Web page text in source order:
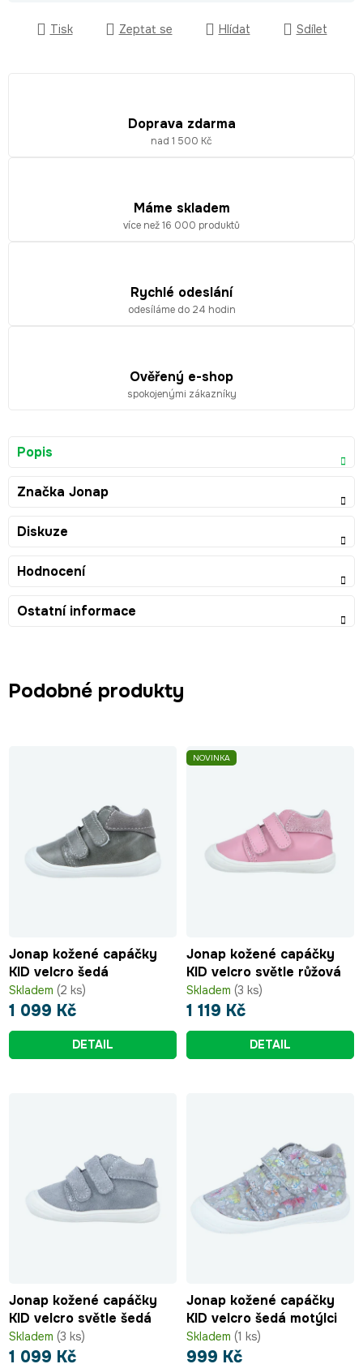
Tisk Zeptat se Hlídat Sdílet
Doprava zdarma
nad 1 500 Kč
Máme skladem
více než 16 000 produktů
Rychlé odeslání
odesíláme do 24 hodin
Ověřený e-shop
spokojenými zákazníky
Popis
Značka Jonap
Diskuze
Hodnocení
Ostatní informace
Podobné produkty
Jonap kožené capáčky
KID velcro šedá
Skladem (2 ks)
1 099 Kč
DETAIL
NOVINKA
Jonap kožené capáčky
KID velcro světle růžová
Skladem (3 ks)
1 119 Kč
DETAIL
Jonap kožené capáčky
KID velcro světle šedá
Skladem (3 ks)
1 099 Kč
Jonap kožené capáčky
KID velcro šedá motýlci
Skladem (1 ks)
999 Kč